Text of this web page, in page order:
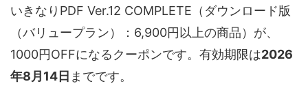
いきなりPDF Ver.12 COMPLETE（ダウンロード版
（バリュープラン）：6,900円以上の商品）が、
1000円OFFになるクーポンです。有効期限は2026
年8月14日 までです。